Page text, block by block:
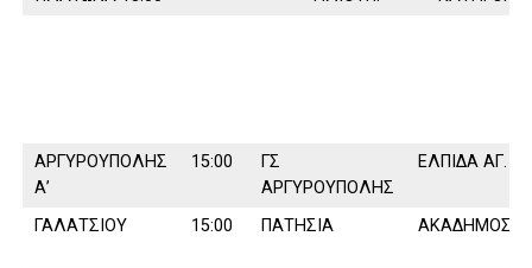
ΑΡΓΥΡΟΥΠΟΛΗΣ
Α’
15:00
ΓΣ
ΑΡΓΥΡΟΥΠΟΛΗΣ
ΕΛΠΙ∆Α ΑΓ.
ΓΑΛΑΤΣΙΟΥ 15:00 ΠΑΤΗΣΙΑ ΑΚΑ∆ΗΜΟΣ